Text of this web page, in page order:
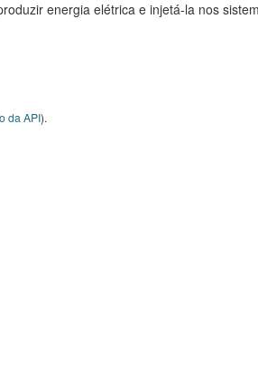
energia elétrica e injetá-la nos
da API).